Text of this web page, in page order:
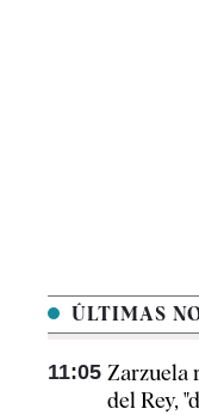
ÚLTIMAS
11:05 Zarzuela
del Rey,